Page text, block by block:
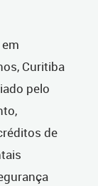
Curitiba
pelo
de